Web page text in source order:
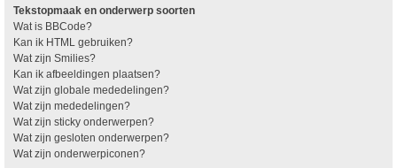
Tekstopmaak en onderwerp soorten
Wat is BBCode?
Kan ik HTML gebruiken?
Wat zijn Smilies?
Kan ik afbeeldingen plaatsen?
Wat zijn globale mededelingen?
Wat zijn mededelingen?
Wat zijn sticky onderwerpen?
Wat zijn gesloten onderwerpen?
Wat zijn onderwerpiconen?